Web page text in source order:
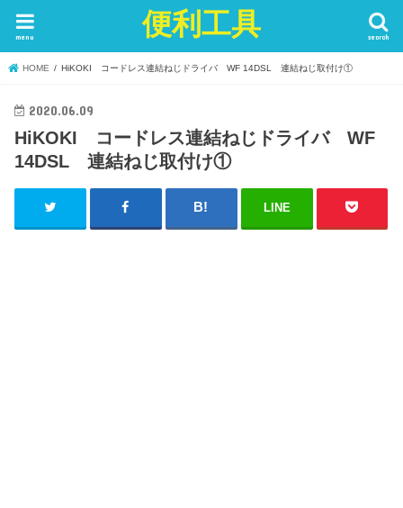
便利工具 search
menu
HOME HiKOKI コードレス連結ねじドライバ WF 14DSL 連結ねじ取付け①
2020.06.09
HiKOKI コードレス連結ねじドライバ WF
14DSL 連結ねじ取付け①
LINE